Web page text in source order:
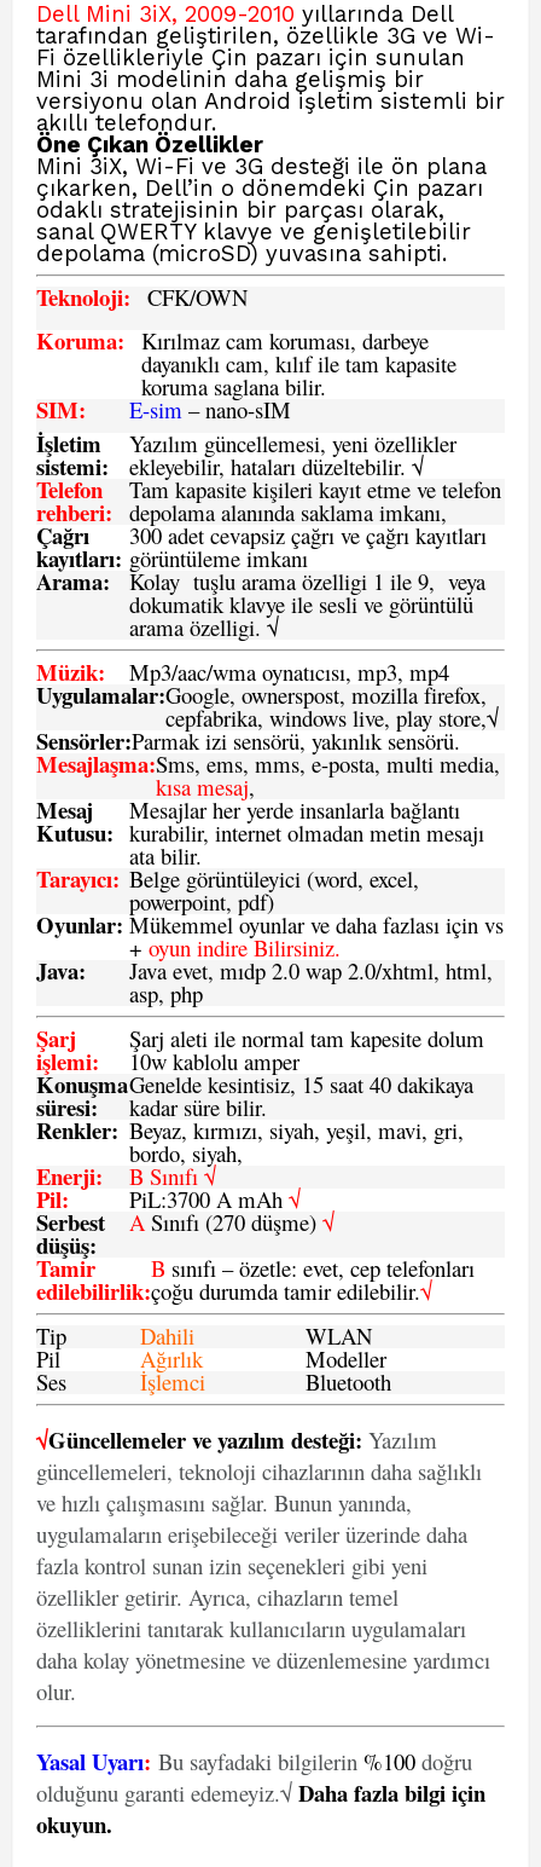
Dell Mini 3iX, 2009-2010 yıllarında Dell
tarafından geliştirilen, özellikle 3G ve Wi-
Fi özellikleriyle Çin pazarı için sunulan
Mini 3i modelinin daha gelişmiş bir
versiyonu olan Android işletim sistemli bir
akıllı telefondur.
Öne Çıkan Özellikler
Mini 3iX, Wi-Fi ve 3G desteği ile ön plana
çıkarken, Dell’in o dönemdeki Çin pazarı
odaklı stratejisinin bir parçası olarak,
sanal QWERTY klavye ve genişletilebilir
depolama (microSD) yuvasına sahipti.
Teknoloji: CFK/OWN
Koruma: Kırılmaz cam koruması, darbeye
dayanıklı cam, kılıf ile tam kapasite
koruma saglana bilir.
SIM: E-sim – nano-sIM
İşletim
sistemi:
Yazılım güncellemesi, yeni özellikler
ekleyebilir, hataları düzeltebilir. √
Telefon
rehberi:
Tam kapasite kişileri kayıt etme ve telefon
depolama alanında saklama imkanı,
Çağrı
kayıtları:
300 adet cevapsiz çağrı ve çağrı kayıtları
görüntüleme imkanı
Arama: Kolay tuşlu arama özelligi 1 ile 9, veya
dokumatik klavye ile sesli ve görüntülü
arama özelligi. √
Müzik: Mp3/aac/wma oynatıcısı, mp3, mp4
Uygulamalar:Google, ownerspost, mozilla firefox,
cepfabrika, windows live, play store,√
Sensörler:Parmak izi sensörü, yakınlık sensörü.
Mesajlaşma:Sms, ems, mms, e-posta, multi media,
kısa mesaj,
Mesaj
Kutusu:
Mesajlar her yerde insanlarla bağlantı
kurabilir, internet olmadan metin mesajı
ata bilir.
Tarayıcı: Belge görüntüleyici (word, excel,
powerpoint, pdf)
Oyunlar: Mükemmel oyunlar ve daha fazlası için vs
+ oyun indire Bilirsiniz.
Java: Java evet, mıdp 2.0 wap 2.0/xhtml, html,
asp, php
Şarj
işlemi:
Şarj aleti ile normal tam kapesite dolum
10w kablolu amper
Konuşma
süresi:
Genelde kesintisiz, 15 saat 40 dakikaya
kadar süre bilir.
Renkler: Beyaz, kırmızı, siyah, yeşil, mavi, gri,
bordo, siyah,
Enerji: B Sınıfı √
Pil: PiL:3700 A mAh √
Serbest
düşüş:
ASınıfı (270 düşme) √
Tamir
edilebilirlik:
B sınıfı – özetle: evet, cep telefonları
çoğu durumda tamir edilebilir.√
Tip
Dahili WLAN
Pil Ağırlık Modeller
Ses İşlemci Bluetooth
√Güncellemeler ve yazılım desteği: Yazılım
güncellemeleri, teknoloji cihazlarının daha sağlıklı
ve hızlı çalışmasını sağlar. Bunun yanında,
uygulamaların erişebileceği veriler üzerinde daha
fazla kontrol sunan izin seçenekleri gibi yeni
özellikler getirir. Ayrıca, cihazların temel
özelliklerini tanıtarak kullanıcıların uygulamaları
daha kolay yönetmesine ve düzenlemesine yardımcı
olur.
Yasal Uyarı: Bu sayfadaki bilgilerin %100 doğru
olduğunu garanti edemeyiz.√ Daha fazla bilgi için
okuyun.